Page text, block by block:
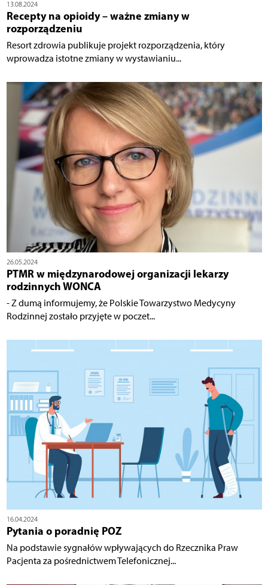
13.08.2024
Recepty na opioidy – ważne zmiany w
rozporządzeniu
Resort zdrowia publikuje projekt rozporządzenia, który
wprowadza istotne zmiany w wystawianiu...
26.05.2024
PTMR w międzynarodowej organizacji lekarzy
rodzinnych WONCA
- Z dumą informujemy, że Polskie Towarzystwo Medycyny
Rodzinnej zostało przyjęte w poczet...
16.04.2024
Pytania o poradnię POZ
Na podstawie sygnałów wpływających do Rzecznika Praw
Pacjenta za pośrednictwem Telefonicznej...